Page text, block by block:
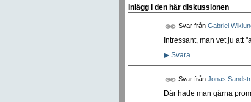
Inlägg i den här diskussionen
Svar från Gabriel
Intressant, man vet ju att
▶Svara
Svar från Jonas
Där hade man gärna